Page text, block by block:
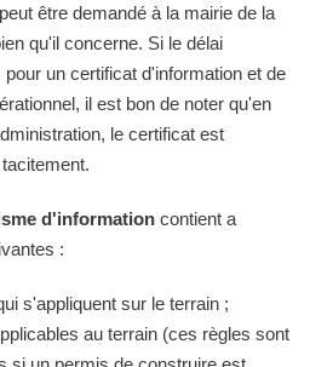
peut être demandé à la mairie de la
qu'il concerne. Si le délai
un certificat d'information et de
il est bon de noter qu'en
le certificat est
d'information contient a
:
s'appliquent sur le terrain ;
au terrain (ces règles sont